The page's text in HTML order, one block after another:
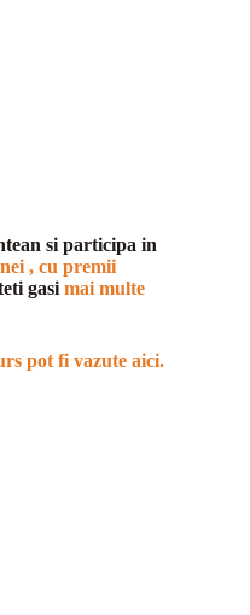
si participa in
, cu premii
gasi mai multe
pot fi vazute aici.